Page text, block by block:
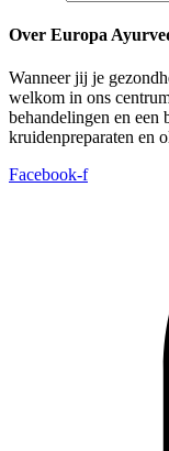
Over Europa
Wanneer jij je
welkom in ons
behandelingen en een
kruidenpreparaten en
Facebook-f